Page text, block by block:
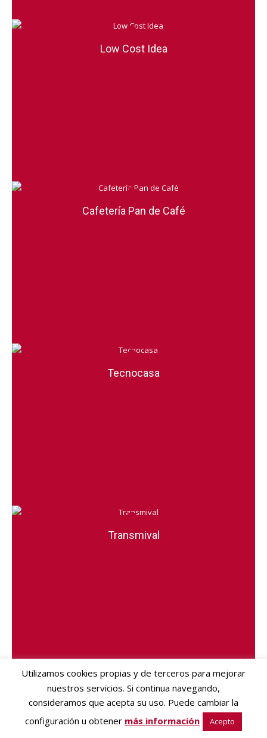
Low Cost Idea
Cafetería Pan de Café
Tecnocasa
Transmival
Innova Logic
Utilizamos cookies propias y de terceros para mejorar
nuestros servicios. Si continua navegando,
consideramos que acepta su uso. Puede cambiar la
configuración u obtener más información Acepto